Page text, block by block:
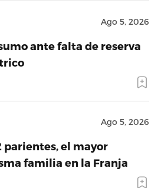
Ago 5, 2026
ante falta de reserva
Ago 5, 2026
parientes, el mayor
familia en la Franja